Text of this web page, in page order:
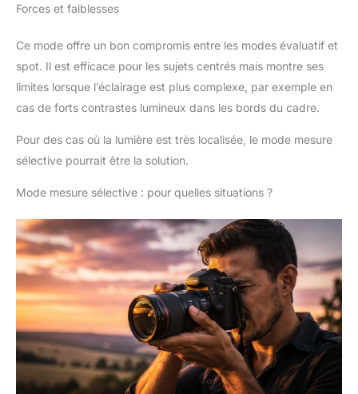
Forces et faiblesses
Ce mode offre un bon compromis entre les modes évaluatif et
spot. Il est efficace pour les sujets centrés mais montre ses
limites lorsque l’éclairage est plus complexe, par exemple en
cas de forts contrastes lumineux dans les bords du cadre.
Pour des cas où la lumière est très localisée, le mode mesure
sélective pourrait être la solution.
Mode mesure sélective : pour quelles situations ?